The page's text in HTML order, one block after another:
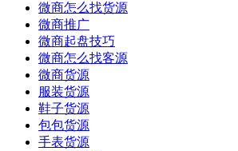
微商怎么找货源
微商推广
微商起盘技巧
微商怎么找客源
微商货源
服装货源
鞋子货源
包包货源
手表货源